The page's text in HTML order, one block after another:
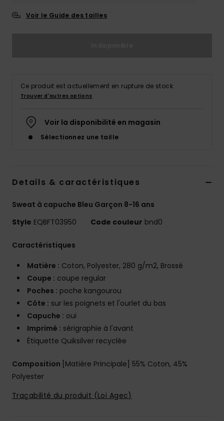
Voir le Guide des tailles
Ce produit est actuellement en rupture de stock.
Trouver d'autres options
Voir la disponibilité en magasin
Sélectionnez une taille
Details & caractéristiques
Sweat à capuche Bleu Garçon 8-16 ans
Style EQBFT03950 Code couleur bnd0
Caractéristiques
Matière : Coton, Polyester, 280 g/m2, Brossé
Coupe : coupe regular
Poches : poche kangourou
Côte : sur les poignets et l'ourlet du bas
Capuche : oui
Imprimé : sérigraphie à l'avant
Étiquette Quiksilver recyclée
Composition [Matière Principale] 55% Coton, 45%
Polyester
Traçabilité du produit (Loi Agec)